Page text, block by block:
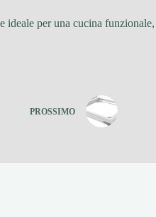
ideale per una cucina funzionale,
PROSSIMO